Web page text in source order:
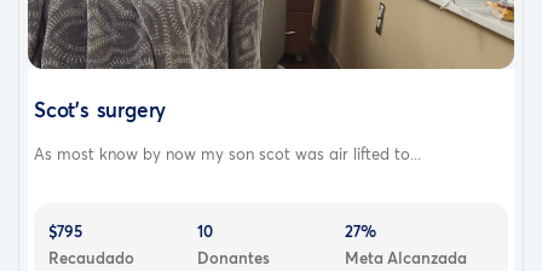
Scot's surgery
As most know by now my son scot was air lifted to...
$795
Recaudado
10
Donantes
27%
Meta Alcanzada